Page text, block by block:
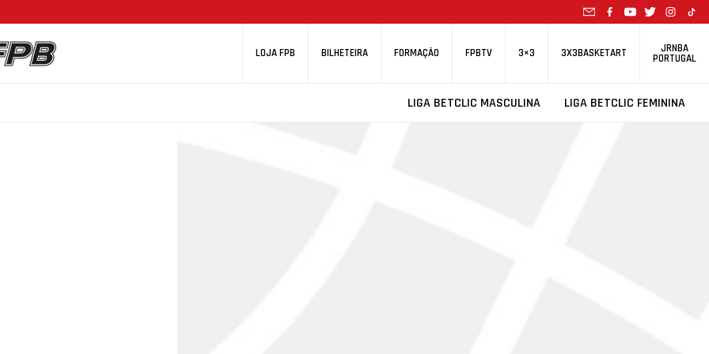
LOJA FPB BILHETEIRA FORMAÇÃO FPBTV 3×3 3X3BASKETART JRNBA
PORTUGAL
LIGA BETCLIC MASCULINA LIGA BETCLIC FEMININA